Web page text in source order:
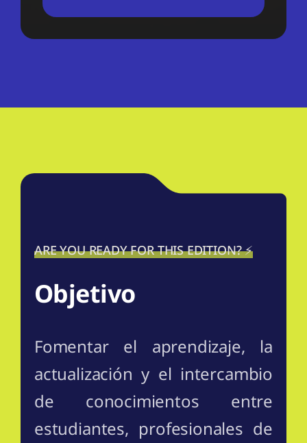
ARE YOU READY FOR THIS EDITION? ⚡️
Objetivo
Fomentar el aprendizaje, la
actualización y el intercambio
de conocimientos entre
estudiantes, profesionales de